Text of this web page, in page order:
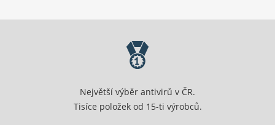
Největší výběr antivirů v ČR.
Tisíce položek od 15-ti výrobců.